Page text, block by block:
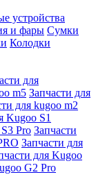
устройства
и фары Сумки
Колодки
для
m5 Запчасти для
для kugoo m2
Kugoo S1
Pro Запчасти
Запчасти для
для Kugoo
G2 Pro